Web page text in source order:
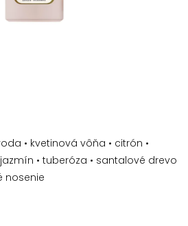
• kvetinová vôňa • citrón •
• tuberóza • santalové drevo
nosenie